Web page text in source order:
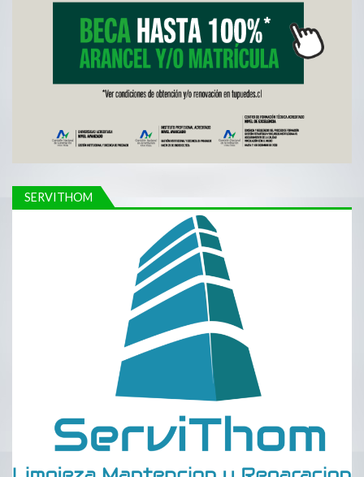
SERVITHOM